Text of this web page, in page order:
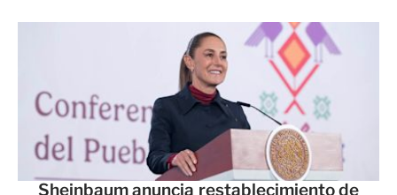
Sheinbaum anuncia restablecimiento de